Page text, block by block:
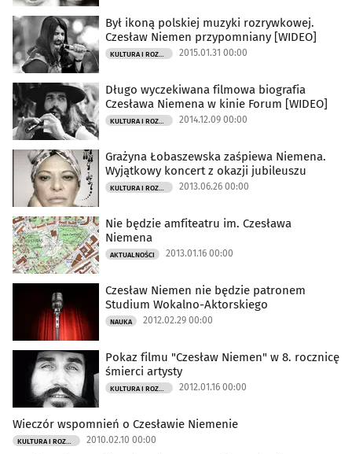
Był ikoną polskiej muzyki rozrywkowej.
Czesław Niemen przypomniany [WIDEO]
2015.01.31 00:00
Długo wyczekiwana filmowa biografia
Czesława Niemena w kinie Forum [WIDEO]
2014.12.09 00:00
Grażyna Łobaszewska zaśpiewa Niemena.
Wyjątkowy koncert z okazji jubileuszu
2013.06.26 00:00
Nie będzie amfiteatru im. Czesława
Niemena
AKTUALNOŚCI 2013.01.16 00:00
Czesław Niemen nie będzie patronem
Studium Wokalno-Aktorskiego
NAUKA 2012.02.29 00:00
Pokaz filmu "Czesław Niemen" w 8. rocznicę
śmierci artysty
2012.01.16 00:00
Wieczór wspomnień o Czesławie Niemenie
2010.02.10 00:00